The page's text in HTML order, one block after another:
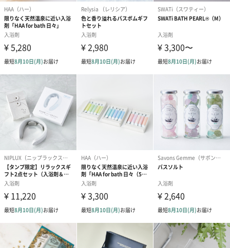
大きさ
【Relax Gift（BLUE）】152mm×125mm×28mm
収録内容
【Relax Gift（BLUE）】
ご利用可能施設の最新情報はこちらよりご確認くださ
http://t.sowxp.co.jp/relax-blue-list
収録エリア
【Relax Gift（BLUE）】47都道府県
注意事項
【Relax Gift（BLUE）】
・有効期間は発送日から起算して6カ月間です
・体験ギフトのご利用には、ウェブサイトを表示でき
る端末（スマホやタブレット）が必要です
・予約期限があります。体験期限の2週間前までに予約
していただくよう贈り先様にお伝えください。期限の
・ご利用できる体験の種類や施設、コース内容、エリ
ア等は、予告なく変更になる場合があります。最新情
報は、予約サイトでご確認いただけます
・体験場所までの往復交通費など諸経費はお客様のご
内容量
【CLAYD WEEKBOOK】30g×7袋
成分
【CLAYD WEEKBOOK】モンモリロナイト
原産国
【CLAYD WEEKBOOK】アメリカ